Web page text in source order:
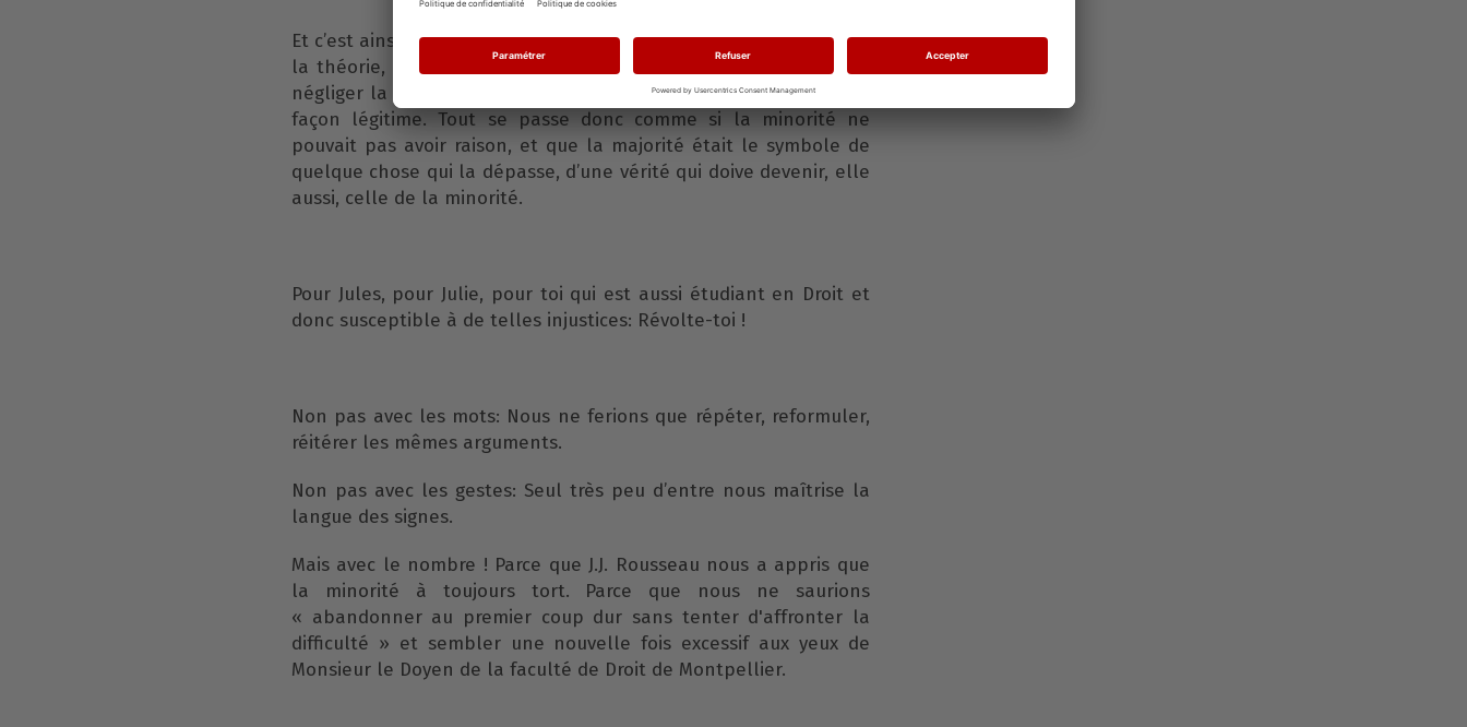
Et c’est ainsi, que ironiquement, Monsieur le Doyen s’apprête à lié
la théorie, enseigné sur les bancs de notre fac, à la pratique. À
négliger la minorité. À nier sa participation au pouvoir, et ce, de
façon légitime. Tout se passe donc comme si la minorité ne
pouvait pas avoir raison, et que la majorité était le symbole de
quelque chose qui la dépasse, d’une vérité qui doive devenir, elle
aussi, celle de la minorité.
Pour Jules, pour Julie, pour toi qui est aussi étudiant en Droit et
donc susceptible à de telles injustices: Révolte-toi !
Non pas avec les mots: Nous ne ferions que répéter, reformuler,
réitérer les mêmes arguments.
Non pas avec les gestes: Seul très peu d’entre nous maîtrise la
langue des signes.
Mais avec le nombre ! Parce que J.J. Rousseau nous a appris que
la minorité à toujours tort. Parce que nous ne saurions
« abandonner au premier coup dur sans tenter d'affronter la
difficulté » et sembler une nouvelle fois excessif aux yeux de
Monsieur le Doyen de la faculté de Droit de Montpellier.